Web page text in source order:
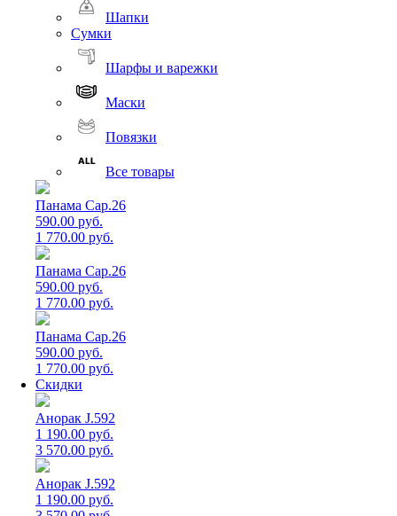
Шапки
Сумки
Шарфы и варежки
Маски
Повязки
Все товары
Панама Cap.26
590.00 руб.
1 770.00 руб.
Панама Cap.26
590.00 руб.
1 770.00 руб.
Панама Cap.26
590.00 руб.
1 770.00 руб.
Скидки
Анорак J.592
1 190.00 руб.
3 570.00 руб.
Анорак J.592
1 190.00 руб.